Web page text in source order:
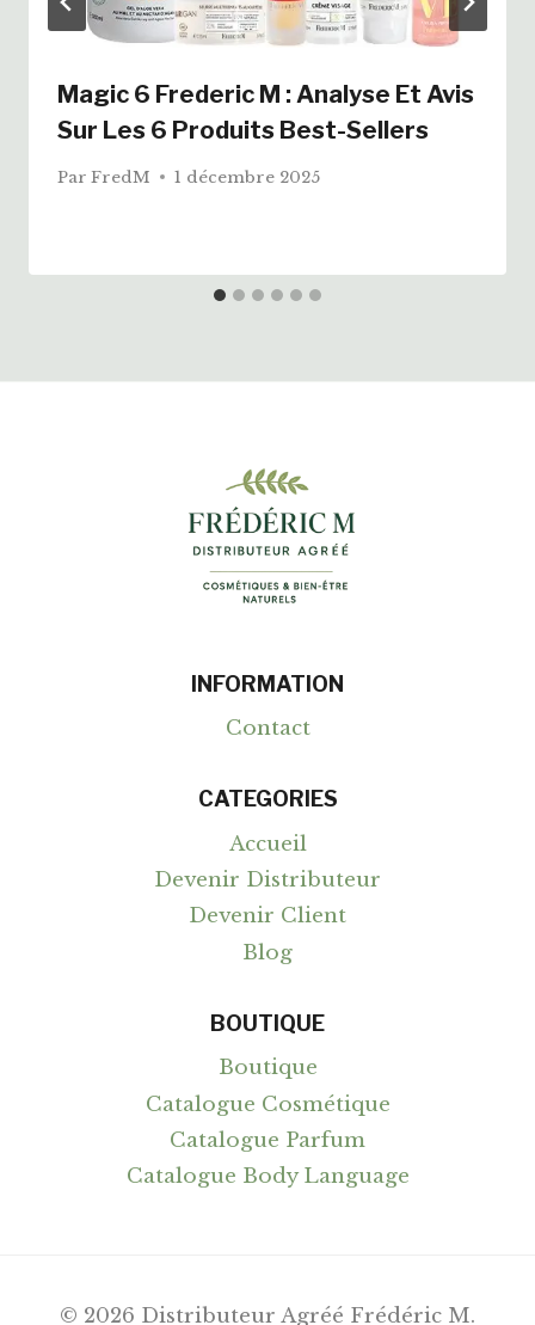
Magic 6 Frederic M : Analyse Et Avis
Sur Les 6 Produits Best-Sellers
Par FredM 1 décembre 2025
INFORMATION
Contact
CATEGORIES
Accueil
Devenir Distributeur
Devenir Client
Blog
BOUTIQUE
Boutique
Catalogue Cosmétique
Catalogue Parfum
Catalogue Body Language
© 2026 Distributeur Agréé Frédéric M.